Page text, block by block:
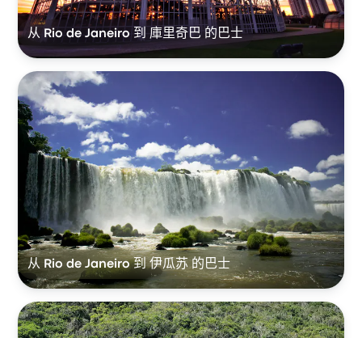
从 Rio de Janeiro 到 庫里奇巴 的巴士
从 Rio de Janeiro 到 伊瓜苏 的巴士